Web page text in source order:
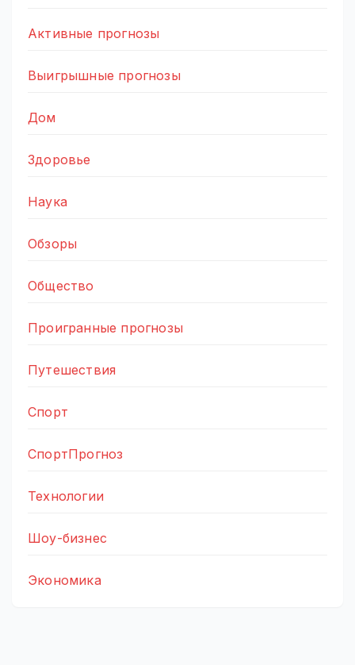
Активные прогнозы
Выигрышные прогнозы
Дом
Здоровье
Наука
Обзоры
Общество
Проигранные прогнозы
Путешествия
Спорт
СпортПрогноз
Технологии
Шоу-бизнес
Экономика